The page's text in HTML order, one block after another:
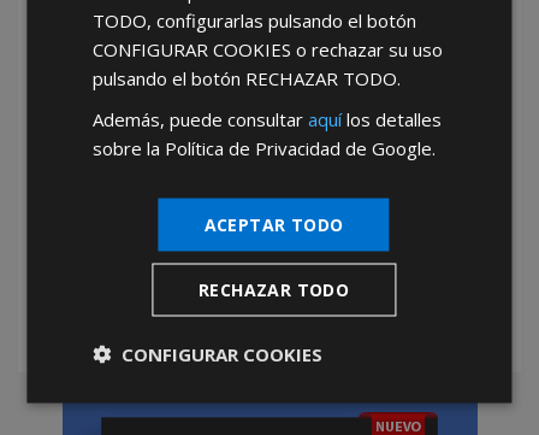
He leído y acepto la
TODO, configurarlas pulsando el botón
CONFIGURAR COOKIES o rechazar su uso
pulsando el botón RECHAZAR TODO.
Además, puede consultaraquílos detalles
sobre la Política de Privacidad de Google.
ACEPTAR TODO
RECHAZAR TODO
CONFIGURAR COOKIES